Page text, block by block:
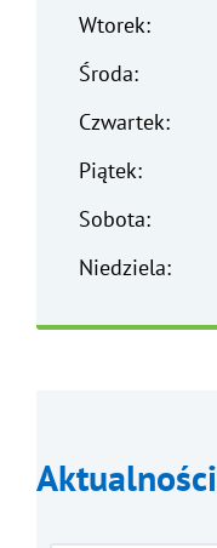
Wtorek:
Środa:
Czwartek:
Piątek:
Sobota:
Niedziela:
Aktualności